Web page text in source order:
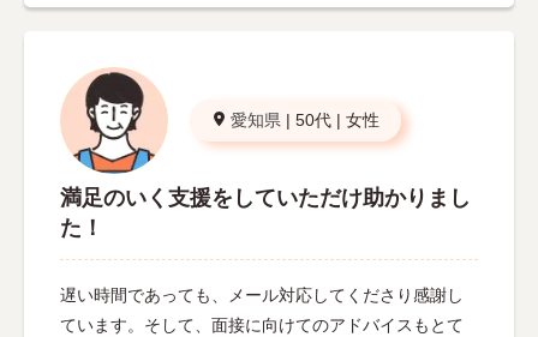
愛知県 | 50代 | 女性
満足のいく支援をしていただけ助かりまし
た！
遅い時間であっても、メール対応してくださり感謝し
ています。そして、面接に向けてのアドバイスもとて